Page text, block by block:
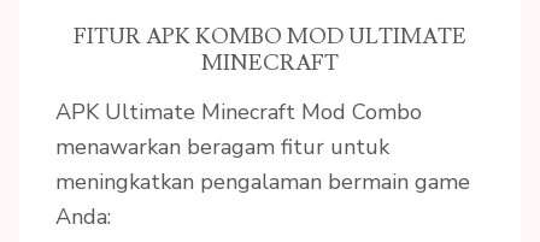
FITUR APK KOMBO MOD ULTIMATE
MINECRAFT
APK Ultimate Minecraft Mod Combo
menawarkan beragam fitur untuk
meningkatkan pengalaman bermain game
Anda: